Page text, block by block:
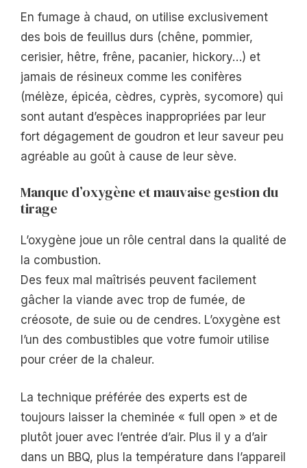
En fumage à chaud, on utilise exclusivement
des bois de feuillus durs (chêne, pommier,
cerisier, hêtre, frêne, pacanier, hickory…) et
jamais de résineux comme les conifères
(mélèze, épicéa, cèdres, cyprès, sycomore) qui
sont autant d’espèces inappropriées par leur
fort dégagement de goudron et leur saveur peu
agréable au goût à cause de leur sève.
Manque d’oxygène et mauvaise gestion du
tirage
L’oxygène joue un rôle central dans la qualité de
la combustion.
Des feux mal maîtrisés peuvent facilement
gâcher la viande avec trop de fumée, de
créosote, de suie ou de cendres. L’oxygène est
l’un des combustibles que votre fumoir utilise
pour créer de la chaleur.
La technique préférée des experts est de
toujours laisser la cheminée « full open » et de
plutôt jouer avec l’entrée d’air. Plus il y a d’air
dans un BBQ, plus la température dans l’appareil